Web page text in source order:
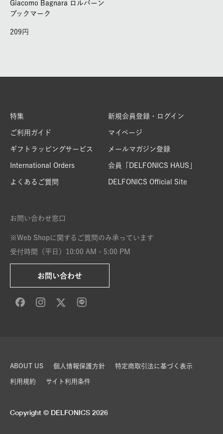
Giacomo Bagnara ロルバーン
ブックマーク
209
特集
ご利用ガイド
ギフトラッピングサービス
International Orders
よくあるご質問
新規会員登録・ログイン
マイページ
メールマガジン登録
会員「DELFONICS HAUS」
DELFONICS Official Site
お問い合わせ窓口
※Web Shopに関するご質問のみ承っています
受付時間（平日）10:00 AM - 5:00 PM
お問い合わせ
ABOUT US 個人情報保護方針 特定商取引法に基づく表示
利用規約 サイト利用条件
Copyright © DELFONICS 2026